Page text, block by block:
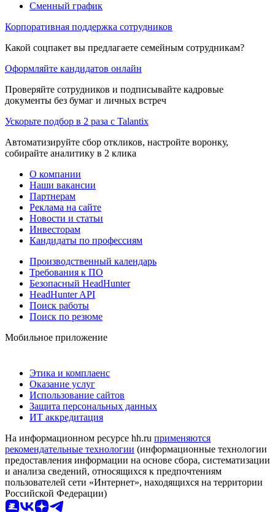
Сменный график
Корпоративная поддержка сотрудников
Какой соцпакет вы предлагаете семейным сотрудникам?
Оформляйте кандидатов онлайн
Проверяйте сотрудников и подписывайте кадровые
документы без бумаг и личных встреч
Ускорьте подбор в 2 раза с Talantix
Автоматизируйте сбор откликов, настройте воронку,
собирайте аналитику в 2 клика
О компании
Наши вакансии
Партнерам
Реклама на сайте
Новости и статьи
Инвесторам
Кандидаты по профессиям
Производственный календарь
Требования к ПО
Безопасный HeadHunter
HeadHunter API
Поиск работы
Поиск по резюме
Мобильное приложение
Этика и комплаенс
Оказание услуг
Использование сайтов
Защита персональных данных
ИТ аккредитация
На информационном ресурсе hh.ru применяются
рекомендательные технологии (информационные технологии
предоставления информации на основе сбора, систематизации
и анализа сведений, относящихся к предпочтениям
пользователей сети «Интернет», находящихся на территории
Российской Федерации)